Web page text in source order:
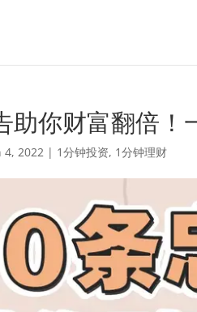
助你财富翻倍！
4, 2022 | 1分钟投资, 1分钟理财